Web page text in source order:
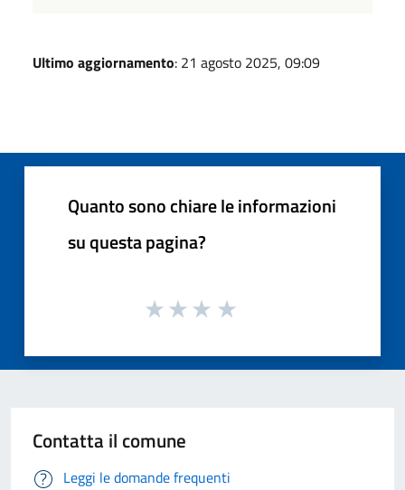
Ultimo aggiornamento: 21 agosto 2025, 09:09
Quanto sono chiare le informazioni
su questa pagina?
Contatta il comune
Leggi le domande frequenti